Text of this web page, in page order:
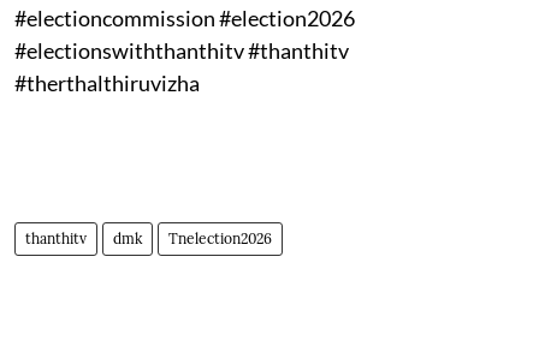
#electioncommission #election2026
#electionswiththanthitv #thanthitv
#therthalthiruvizha
thanthitv dmk Tnelection2026